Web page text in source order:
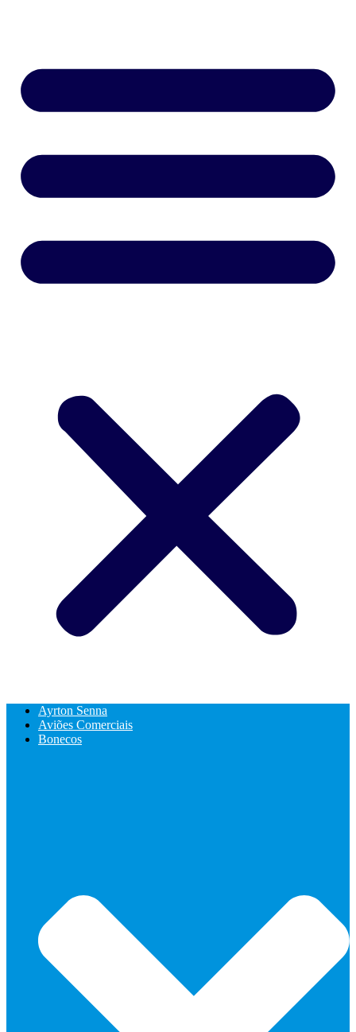
Ayrton Senna
Aviões Comerciais
Bonecos